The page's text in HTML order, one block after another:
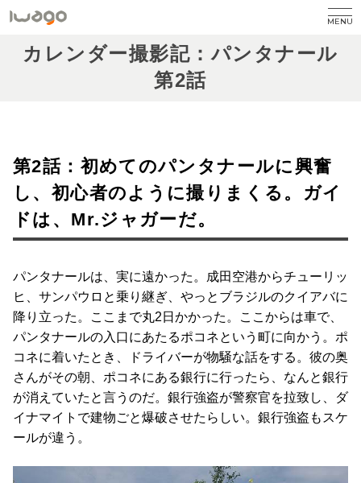
MENU
カレンダー撮影記：パンタナール
第2話
第2話：初めてのパンタナールに興奮
し、初心者のように撮りまくる。ガイ
ドは、Mr.ジャガーだ。
パンタナールは、実に遠かった。成田空港からチューリッ
ヒ、サンパウロと乗り継ぎ、やっとブラジルのクイアバに
降り立った。ここまで丸2日かかった。ここからは車で、
パンタナールの入口にあたるポコネという町に向かう。ポ
コネに着いたとき、ドライバーが物騒な話をする。彼の奥
さんがその朝、ポコネにある銀行に行ったら、なんと銀行
が消えていたと言うのだ。銀行強盗が警察官を拉致し、ダ
イナマイトで建物ごと爆破させたらしい。銀行強盗もスケ
ールが違う。